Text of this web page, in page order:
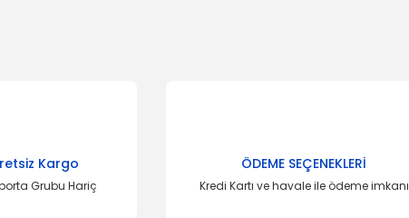
Kargo
Grubu Hariç
ÖDEME SEÇENEKLERİ
Kredi Kartı ve havale ile ödeme imkanı